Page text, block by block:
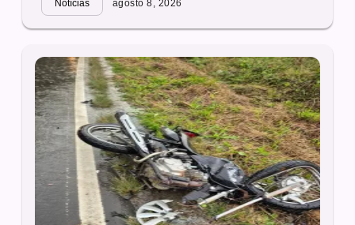
Notícias agosto 8, 2026